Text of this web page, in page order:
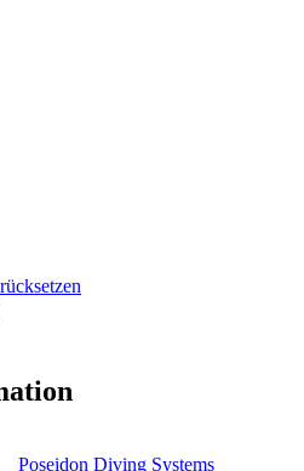
Poseidon Diving Systems